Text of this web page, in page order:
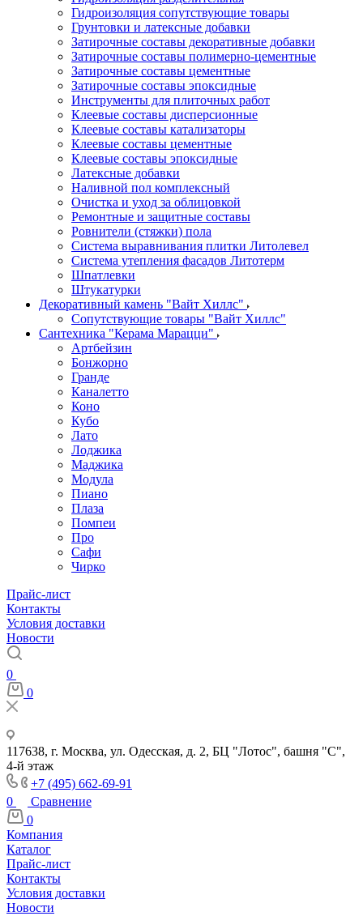
Гидроизоляция сопутствующие товары
Грунтовки и латексные добавки
Затирочные составы декоративные добавки
Затирочные составы полимерно-цементные
Затирочные составы цементные
Затирочные составы эпоксидные
Инструменты для плиточных работ
Клеевые составы дисперсионные
Клеевые составы катализаторы
Клеевые составы цементные
Клеевые составы эпоксидные
Латексные добавки
Наливной пол комплексный
Очистка и уход за облицовкой
Ремонтные и защитные составы
Ровнители (стяжки) пола
Система выравнивания плитки Литолевел
Система утепления фасадов Литотерм
Шпатлевки
Штукатурки
Декоративный камень "Вайт Хиллс"
Сопутствующие товары "Вайт Хиллс"
Сантехника "Керама Марацци"
Артбейзин
Бонжорно
Гранде
Каналетто
Коно
Кубо
Лато
Лоджика
Маджика
Модула
Пиано
Плаза
Помпеи
Про
Сафи
Чирко
Прайс-лист
Контакты
Условия доставки
Новости
0
0
117638, г. Москва, ул. Одесская, д. 2, БЦ "Лотос", башня "С",
4-й этаж
+7 (495) 662-69-91
0
Сравнение
0
Компания
Каталог
Прайс-лист
Контакты
Условия доставки
Новости